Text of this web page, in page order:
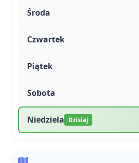
Środa
Czwartek
Piątek
Sobota
Niedziela Dzisiaj